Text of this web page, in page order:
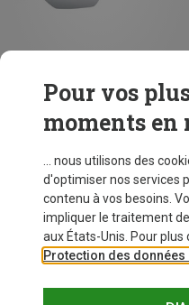
Vous économisez 29%
Pour vos
moments en
... nous utilisons des
d'optimiser nos services
contenu à vos besoins.
impliquer le traitement
aux États-Unis. Pour
Protection des données